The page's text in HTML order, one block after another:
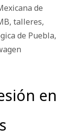
de
, talleres,
de Puebla,
en